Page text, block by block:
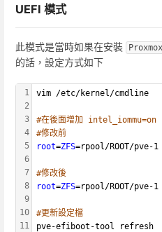
UEFI 模式
此模式是當時如果在安裝
的話，設定方式如下
1
2
3
4
5
6
7
8
9
10
11
vim /etc/kernel/cmdline
#在後面增加 intel_iommu=on
#修改前
root=ZFS=rpool/ROOT/pve-1
#修改後
root=ZFS=rpool/ROOT/pve-1
#更新設定檔
pve-efiboot-tool refresh